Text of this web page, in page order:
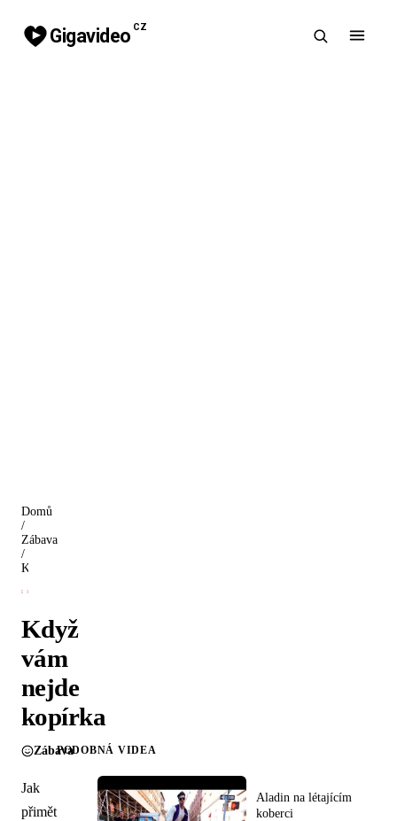
Gigavideo CZ
Domů
/
Zábava
/
Když
vám
nejde
kopírka
Zábava
Jak
přimět
PODOBNÁ VIDEA
Aladin na létajícím
koberci